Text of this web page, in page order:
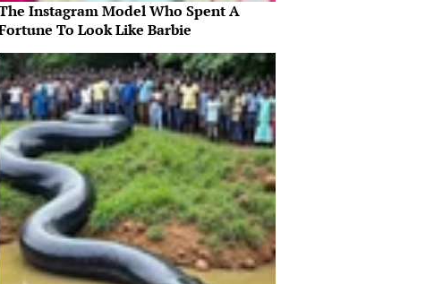
Instagram Model Who Spent A
To Look Like Barbie